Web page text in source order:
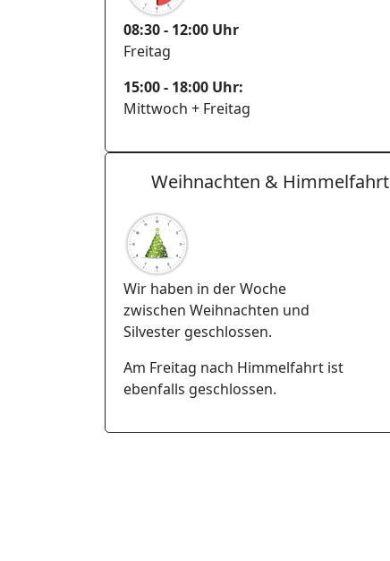
08:30 - 12:00 Uhr
Freitag
15:00 - 18:00 Uhr:
Mittwoch + Freitag
Weihnachten & Himmelfahrt
Wir haben in der Woche
zwischen Weihnachten und
Silvester geschlossen.
Am Freitag nach Himmelfahrt ist
ebenfalls geschlossen.